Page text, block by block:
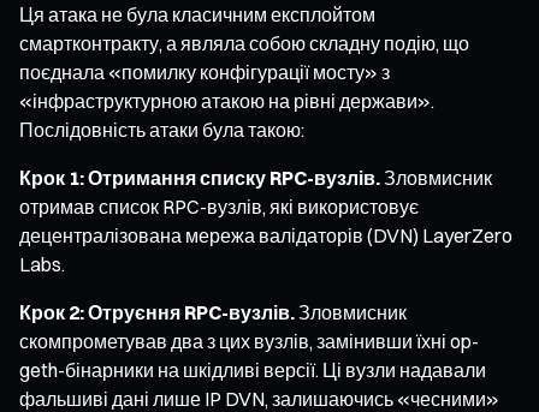
Ця атака не була класичним експлойтом
смартконтракту, а являла собою складну подію, що
поєднала «помилку конфігурації мосту» з
«інфраструктурною атакою на рівні держави».
Послідовність атаки була такою:
Крок 1: Отримання списку RPC-вузлів.Зловмисник
отримав список RPC-вузлів, які використовує
децентралізована мережа валідаторів (DVN) LayerZero
Labs.
Крок 2: Отруєння RPC-вузлів.Зловмисник
скомпрометував два з цих вузлів, замінивши їхні op-
geth-бінарники на шкідливі версії. Ці вузли надавали
фальшиві дані лише IP DVN, залишаючись «чесними»